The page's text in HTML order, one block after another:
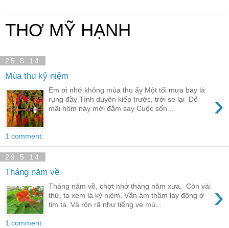
THƠ MỸ HẠNH
25.8.14
Mùa thu kỷ niệm
›
Em ơi nhớ không mùa thu ấy Một tối mưa bay lá
rụng đầy Tình duyên kiếp trước, trời se lại Để
mãi hôm này mới đắm say Cuộc sốn...
1 comment:
29.5.14
Tháng năm về
›
Tháng năm về, chợt nhớ tháng năm xưa, Còn vài
thứ, ta xem là kỷ niệm. Vẫn âm thầm lay động ở
tim ta. Và rộn rã như tiếng ve mù...
1 comment: